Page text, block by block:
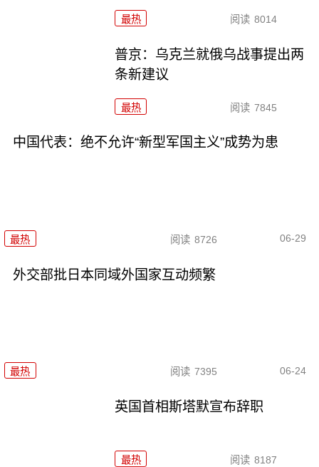
最热 阅读 8014
普京：乌克兰就俄乌战事提出两
条新建议
最热 阅读 7845
中国代表：绝不允许“新型军国主义”成势为患
最热 阅读 8726 06-29
外交部批日本同域外国家互动频繁
最热 阅读 7395 06-24
英国首相斯塔默宣布辞职
最热 阅读 8187